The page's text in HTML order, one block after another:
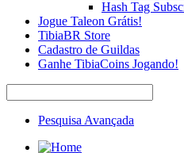
Hash Tag
Jogue Taleon Grátis!
TibiaBR Store
Cadastro de Guildas
Ganhe TibiaCoins Jogando!
Pesquisa Avançada